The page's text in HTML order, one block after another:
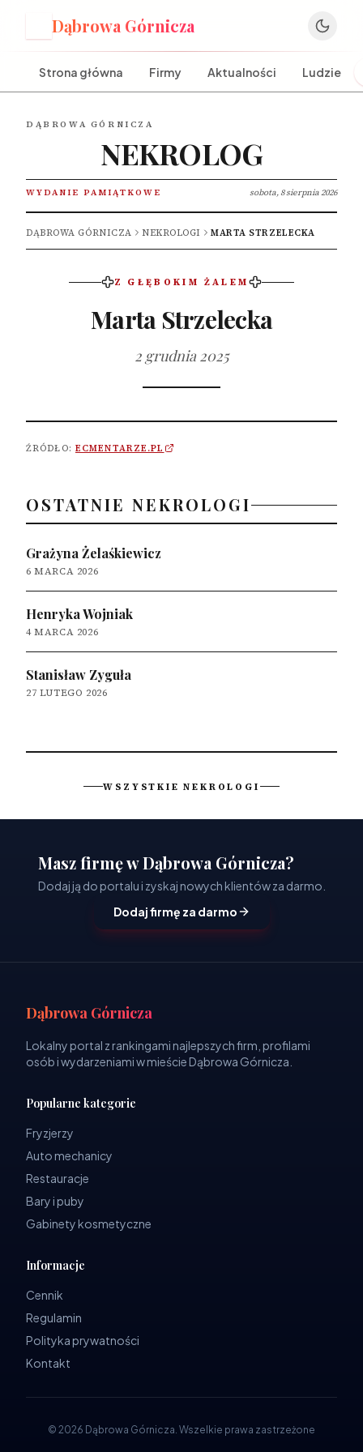
Dąbrowa Górnicza
Strona główna Firmy Aktualności Ludzie
DĄBROWA GÓRNICZA
NEKROLOG
WYDANIE PAMIĄTKOWE sobota, 8 sierpnia 2026
DĄBROWA GÓRNICZA NEKROLOGI MARTA STRZELECKA
Z GŁĘBOKIM ŻALEM
Marta Strzelecka
2 grudnia 2025
ŹRÓDŁO: ECMENTARZE.PL
OSTATNIE NEKROLOGI
Grażyna Żelaśkiewicz
6 MARCA 2026
Henryka Wojniak
4 MARCA 2026
Stanisław Zyguła
27 LUTEGO 2026
WSZYSTKIE NEKROLOGI
Masz firmę w Dąbrowa Górnicza?
Dodaj ją do portalu i zyskaj nowych klientów za darmo.
Dodaj firmę za darmo
Dąbrowa Górnicza
Lokalny portal z rankingami najlepszych firm, profilami
osób i wydarzeniami w mieście Dąbrowa Górnicza.
Popularne kategorie
Fryzjerzy
Auto mechanicy
Restauracje
Bary i puby
Gabinety kosmetyczne
Informacje
Cennik
Regulamin
Polityka prywatności
Kontakt
© 2026 Dąbrowa Górnicza. Wszelkie prawa zastrzeżone